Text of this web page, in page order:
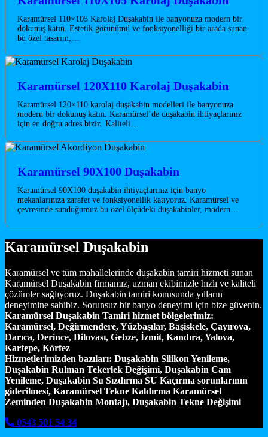
Karamürsel 110×105 Karolaj Duşakabin ile banyonuza modern bir
dokunuş katın. Estetik görünümü ve fonksiyonelliği bir arada sunan
bu özel tasarım,…
Karamürsel 120X110 Karolaj Duşakabin
Karamürsel 120×110 karolaj duşakabin modelleri ile banyonuza
modern bir dokunuş katın. Karamürsel’de duşakabin ihtiyaçlarınız
için en doğru adres biziz. Kaliteli…
Karamürsel 90X100 Duşakabin
Karamürsel 90X100 duşakabin ihtiyaçlarınız için banyo
mekanlarınıza zarafet ve fonksiyonellik katıyoruz. Karamürsel ve
çevresinde sunduğumuz bu özel ölçüdeki duşakabinler, modern…
Karamürsel Duşakabin
Karamürsel ve tüm mahallelerinde duşakabin tamiri hizmeti sunan
Karamürsel Duşakabin firmamız, uzman ekibimizle hızlı ve kaliteli
çözümler sağlıyoruz. Duşakabin tamiri konusunda yılların
deneyimine sahibiz. Sorunsuz bir banyo deneyimi için bize güvenin.
Karamürsel Duşakabin Tamiri hizmet bölgelerimiz:
Karamürsel, Değirmendere, Yüzbaşılar, Başiskele, Çayırova,
Darıca, Derince, Dilovası, Gebze, İzmit, Kandıra, Yalova,
Kartepe, Körfez
Hizmetlerimizden bazıları: Duşakabin Silikon Yenileme,
Duşakabin Rulman Tekerlek Değişimi, Duşakabin Cam
Yenileme, Duşakabin Su Sızdırma SU Kaçırma sorunlarının
giderilmesi, Karamürsel Tekne Kaldırma Karamürsel
Zeminden Duşakabin Montajı, Duşakabin Tekne Değişimi
0543 501 54 34